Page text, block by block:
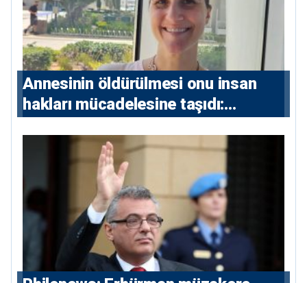
Annesinin öldürülmesi onu insan
hakları mücadelesine taşıdı:
hikayesi